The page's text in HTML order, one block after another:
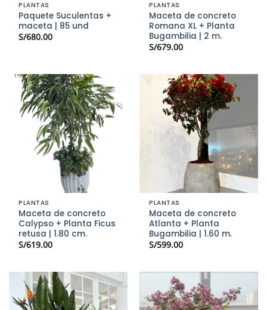
PLANTAS
Paquete Suculentas +
maceta | 85 und
S/680.00
PLANTAS
Maceta de concreto
Romana XL + Planta
Bugambilia | 2 m.
S/679.00
PLANTAS
Maceta de concreto
Calypso + Planta Ficus
retusa | 1.80 cm.
S/619.00
PLANTAS
Maceta de concreto
Atlanta + Planta
Bugambilia | 1.60 m.
S/599.00